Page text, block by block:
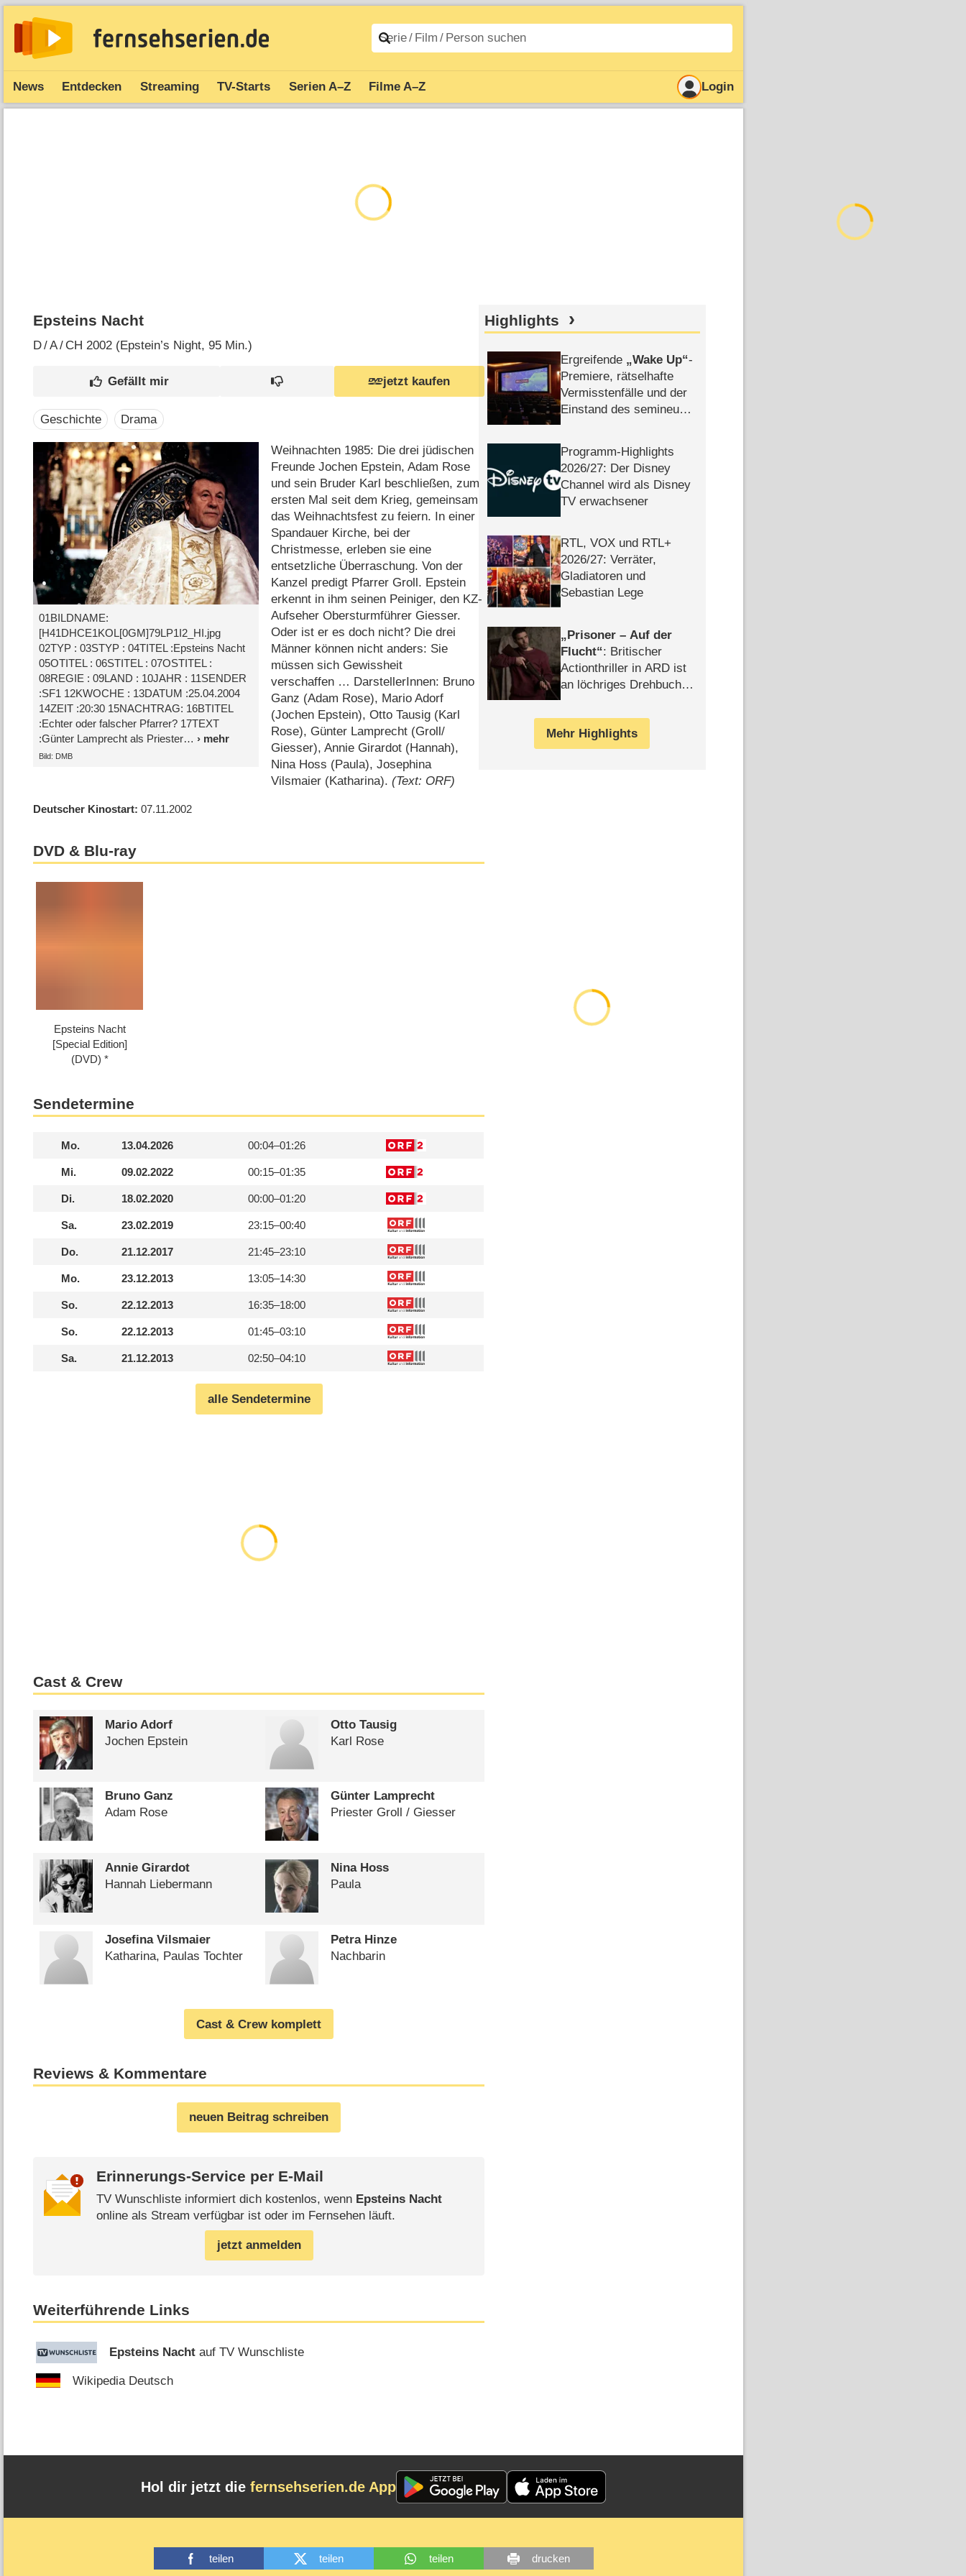
News Entdecken Streaming TV-Starts Serien A–Z Filme A–Z Login
Epsteins Nacht
D/A/ CH 2002 (Epstein’s Night‎, 95 Min.)
jetzt kaufen
Geschichte Drama
01BILDNAME:
[H41DHCE1KOL[0GM]79LP1I2_HI.jpg
02TYP : 03STYP : 04TITEL :Epsteins Nacht
05OTITEL : 06STITEL : 07OSTITEL :
08REGIE : 09LAND : 10JAHR : 11SENDER
:SF1 12KWOCHE : 13DATUM :25.04.2004
14ZEIT :20:30 15NACHTRAG: 16BTITEL
:Echter oder falscher Pfarrer? 17TEXT
:Günter Lamprecht als Priester
Bild: DMB
Weihnachten 1985: Die drei jüdischen
Freunde Jochen Epstein, Adam Rose
und sein Bruder Karl beschließen, zum
ersten Mal seit dem Krieg, gemeinsam
das Weihnachtsfest zu feiern. In einer
Spandauer Kirche, bei der
Christmesse, erleben sie eine
entsetzliche Überraschung. Von der
Kanzel predigt Pfarrer Groll. Epstein
erkennt in ihm seinen Peiniger, den KZ-
Aufseher Obersturmführer Giesser.
Oder ist er es doch nicht? Die drei
Männer können nicht anders: Sie
müssen sich Gewissheit
verschaffen … DarstellerInnen: Bruno
Ganz (Adam Rose), Mario Adorf
(Jochen Epstein), Otto Tausig (Karl
Rose), Günter Lamprecht (Groll/​
Giesser), Annie Girardot (Hannah),
Nina Hoss (Paula), Josephina
Vilsmaier (Katharina).(Text: ORF)
Deutscher Kinostart 07.11.2002
DVD & Blu-ray
Epsteins Nacht
[Special Edition]
(DVD)
Sendetermine
Mo. 13.04.2026 00:04–01:26
Mi. 09.02.2022 00:15–01:35
Di. 18.02.2020 00:00–01:20
Sa. 23.02.2019 23:15–00:40
Do. 21.12.2017 21:45–23:10
Mo. 23.12.2013 13:05–14:30
So. 22.12.2013 16:35–18:00
So. 22.12.2013 01:45–03:10
Sa. 21.12.2013 02:50–04:10
alle Sendetermine
Cast & Crew
Mario Adorf
Jochen Epstein
Otto Tausig
Karl Rose
Bruno Ganz
Adam Rose
Günter Lamprecht
Priester Groll /​ Giesser
Annie Girardot
Hannah Liebermann
Nina Hoss
Paula
Josefina Vilsmaier
Katharina, Paulas Tochter
Petra Hinze
Nachbarin
Cast & Crew komplett
Reviews & Kommentare
neuen Beitrag schreiben
Erinnerungs-Service per E-Mail
TV Wunschliste informiert dich kostenlos, wenn Epsteins Nacht
online als Stream verfügbar ist oder im Fernsehen läuft.
jetzt anmelden
Weiterführende Links
Epsteins Nacht auf TV Wunschliste
Wikipedia Deutsch
Highlights
Ergreifende Wake Up -
Premiere, rätselhafte
Vermisstenfälle und der
Einstand des semineuen
Programm-Highlights
2026/​27: Der Disney
Channel wird als Disney
TV erwachsener
RTL, VOX und RTL+
2026/​27: Verräter,
Gladiatoren und
Sebastian Lege
Prisoner – Auf der
Flucht : Britischer
Actionthriller in ARD ist
an löchriges Drehbuch
Mehr Highlights
Hol dir jetzt die fernsehserien.de App
teilen teilen teilen drucken